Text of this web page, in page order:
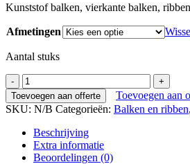
Kunststof balken, vierkante balken,
Afmetingen
Aantal stuks
Kunststof
balken
ribben
diverse
afmetingen
aantal
Toevoegen aan offerte
Toevoegen aan
SKU: N/B Categorieën: Balken en ribben,
Beschrijving
Extra informatie
Beoordelingen (0)